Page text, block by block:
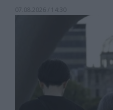
07.08.2026 / 14:30